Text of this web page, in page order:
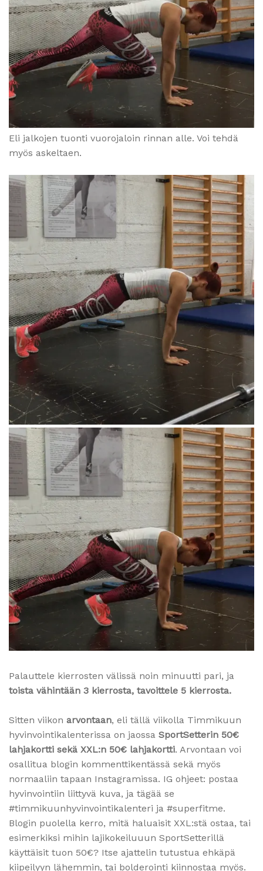
Eli jalkojen tuonti vuorojaloin rinnan alle. Voi tehdä
myös askeltaen.
Palauttele kierrosten välissä noin minuutti pari, ja
toista vähintään 3 kierrosta, tavoittele 5 kierrosta.
Sitten viikon arvontaan, eli tällä viikolla Timmikuun
hyvinvointikalenterissa on jaossa SportSetterin 50€
lahjakortti sekä XXL:n 50€ lahjakortti. Arvontaan voi
osallitua blogin kommenttikentässä sekä myös
normaaliin tapaan Instagramissa. IG ohjeet: postaa
hyvinvointiin liittyvä kuva, ja tägää se
#timmikuunhyvinvointikalenteri ja #superfitme.
Blogin puolella kerro, mitä haluaisit XXL:stä ostaa, tai
esimerkiksi mihin lajikokeiluuun SportSetterillä
käyttäisit tuon 50€? Itse ajattelin tutustua ehkäpä
kiipeilyyn lähemmin, tai bolderointi kiinnostaa myös.